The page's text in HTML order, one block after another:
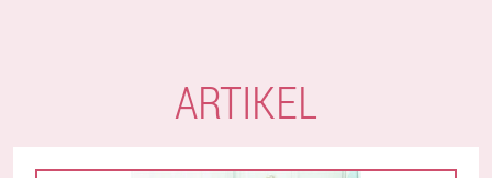
ARTIKEL